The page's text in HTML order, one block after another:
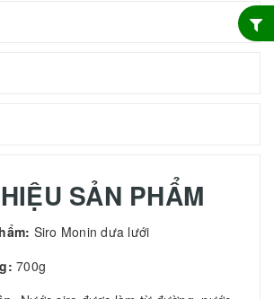
SẢN PHẨM
Siro Monin dưa lưới
700g